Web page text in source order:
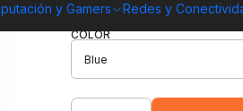
y Gamers Redes y
COLOR